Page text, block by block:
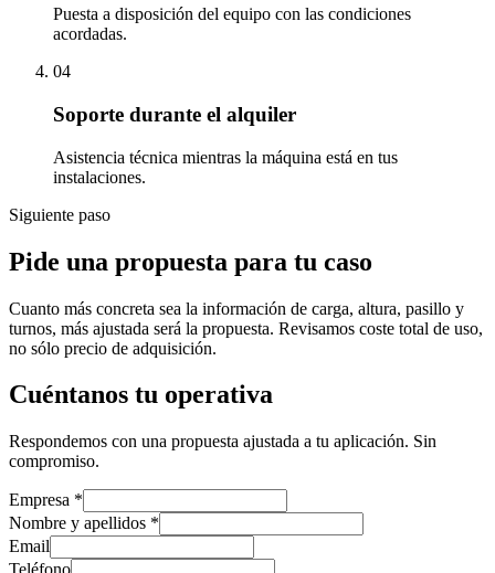
Puesta a disposición del equipo con las condiciones
acordadas.
04
Soporte durante el alquiler
Asistencia técnica mientras la máquina está en tus
instalaciones.
Siguiente paso
Pide una propuesta para tu caso
Cuanto más concreta sea la información de carga, altura, pasillo y
turnos, más ajustada será la propuesta. Revisamos coste total de uso,
no sólo precio de adquisición.
Cuéntanos tu operativa
Respondemos con una propuesta ajustada a tu aplicación. Sin
compromiso.
Empresa *
Nombre y apellidos *
Email